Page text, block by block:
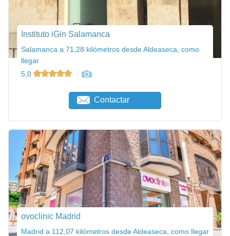
Instituto iGin Salamanca
Salamanca a 71,28 kilómetros desde Aldeaseca, como
llegar
5,0
Contactar
ovoclinic Madrid
Madrid a 112,07 kilómetros desde Aldeaseca, como llegar